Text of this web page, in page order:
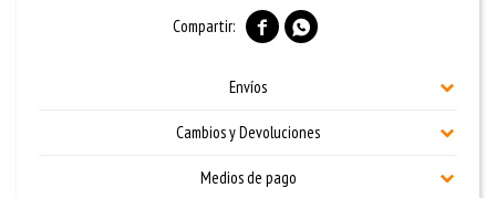
 
Envíos
Cambios y Devoluciones
Medios de pago